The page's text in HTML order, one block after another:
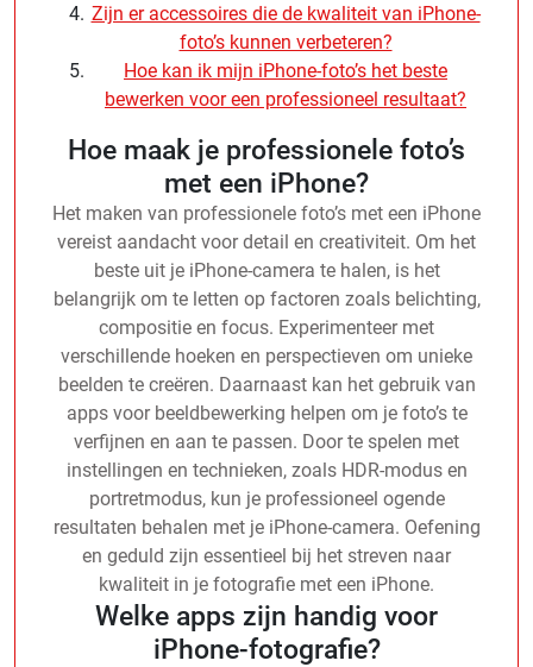
Zijn er accessoires die de kwaliteit van iPhone-
foto’s kunnen verbeteren?
Hoe kan ik mijn iPhone-foto’s het beste
bewerken voor een professioneel resultaat?
Hoe maak je professionele foto’s
met een iPhone?
Het maken van professionele foto’s met een iPhone
vereist aandacht voor detail en creativiteit. Om het
beste uit je iPhone-camera te halen, is het
belangrijk om te letten op factoren zoals belichting,
compositie en focus. Experimenteer met
verschillende hoeken en perspectieven om unieke
beelden te creëren. Daarnaast kan het gebruik van
apps voor beeldbewerking helpen om je foto’s te
verfijnen en aan te passen. Door te spelen met
instellingen en technieken, zoals HDR-modus en
portretmodus, kun je professioneel ogende
resultaten behalen met je iPhone-camera. Oefening
en geduld zijn essentieel bij het streven naar
kwaliteit in je fotografie met een iPhone.
Welke apps zijn handig voor
iPhone-fotografie?